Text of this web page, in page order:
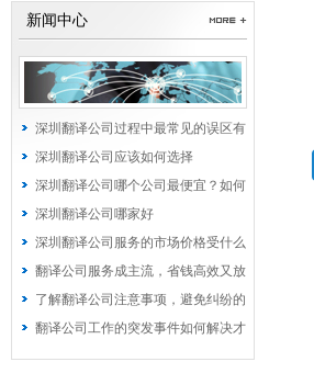
新闻中心
深圳翻译公司过程中最常见的误区有
哪些？
深圳翻译公司应该如何选择
深圳翻译公司哪个公司最便宜？如何
选择价格优惠的公司
深圳翻译公司哪家好
深圳翻译公司服务的市场价格受什么
因素影响
翻译公司服务成主流，省钱高效又放
心
了解翻译公司注意事项，避免纠纷的
发生
翻译公司工作的突发事件如何解决才
能安然无恙